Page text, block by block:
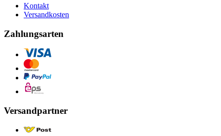
Kontakt
Versandkosten
Zahlungsarten
Versandpartner